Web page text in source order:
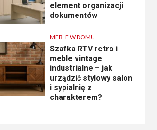
element organizacji
dokumentów
MEBLE W DOMU
Szafka RTV retro i
meble vintage
industrialne – jak
urządzić stylowy salon
i sypialnię z
charakterem?